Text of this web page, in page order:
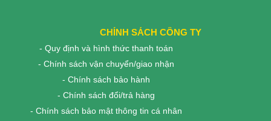
CHÍNH SÁCH CÔNG TY
- Quy định và hình thức thanh toán
- Chính sách vận chuyển/giao nhận
- Chính sách bảo hành
- Chính sách đổi/trả hàng
- Chính sách bảo mật thông tin cá nhân